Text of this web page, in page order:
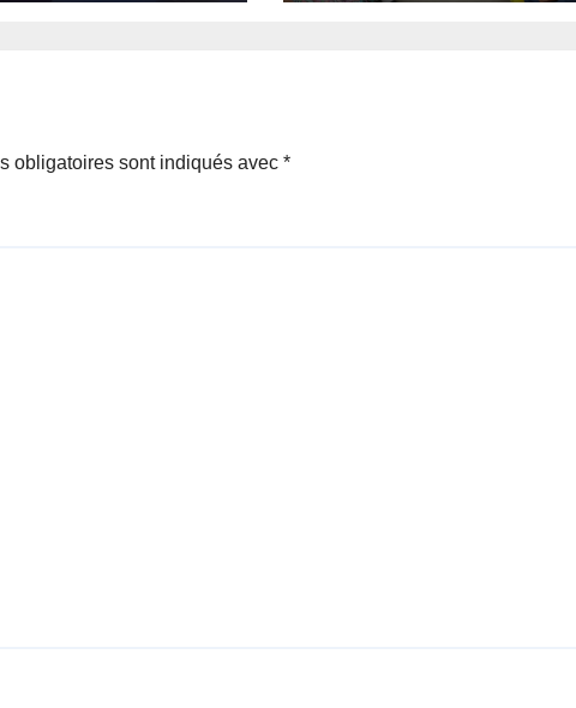
pour un
MSAADA Asbl : des
obligatoires sont indiqués avec *